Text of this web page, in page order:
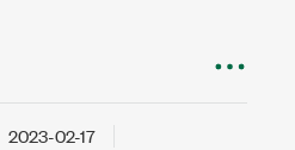
2023-02-17